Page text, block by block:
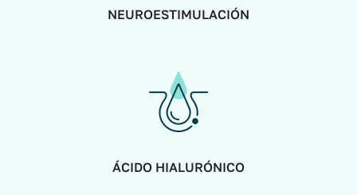
NEUROESTIMULACIÓN
ÁCIDO HIALURÓNICO